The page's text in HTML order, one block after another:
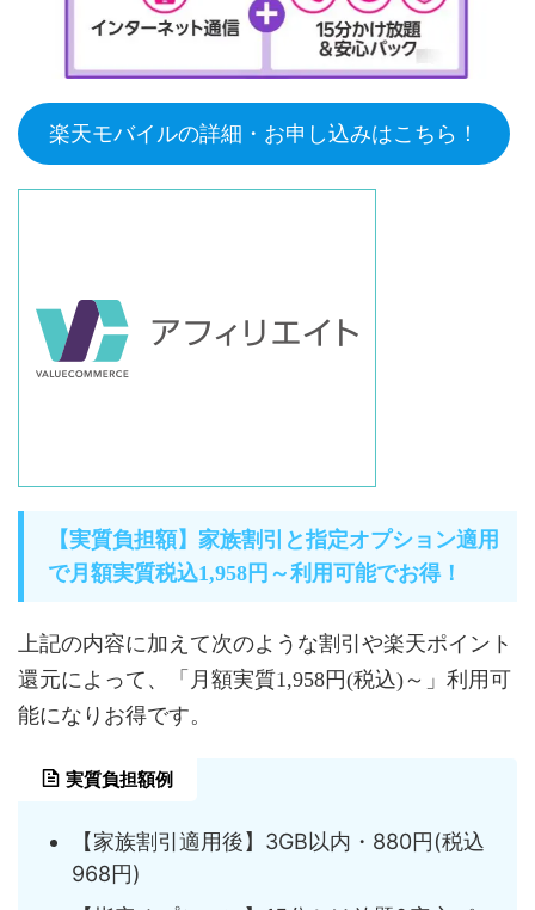
楽天モバイルの詳細・お申し込みはこちら！
【実質負担額】家族割引と指定オプション適用
で月額実質税込1,958円～利用可能でお得！
上記の内容に加えて次のような割引や楽天ポイント
還元によって、「月額実質1,958円(税込)～」利用可
能になりお得です。
実質負担額例
【家族割引適用後】3GB以内・880円(税込
968円)